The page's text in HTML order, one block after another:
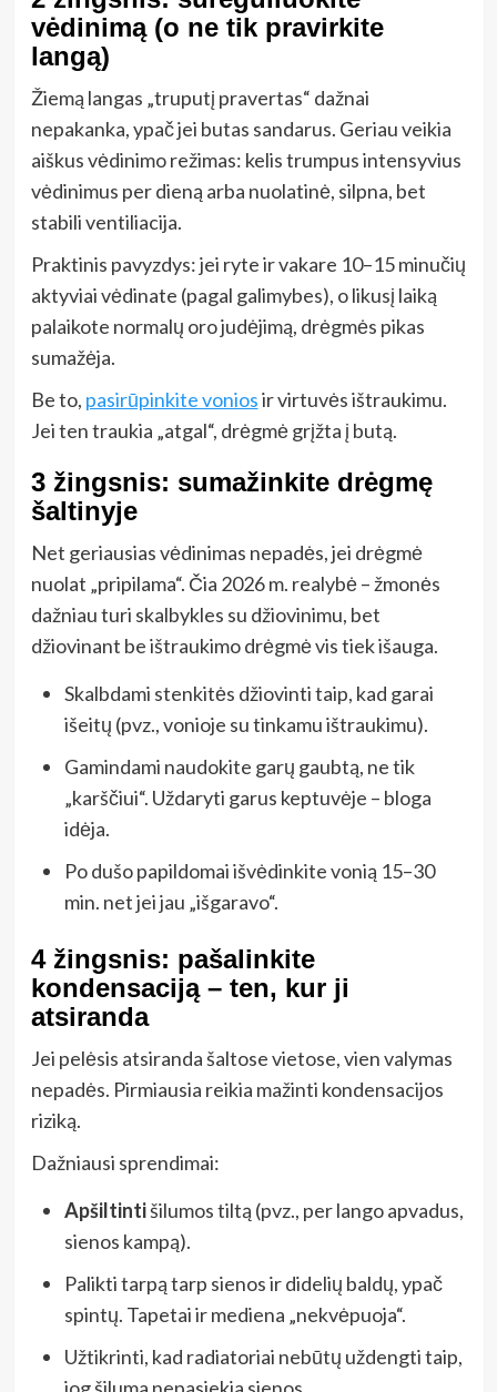
vėdinimą (o ne tik pravirkite
langą)
Žiemą langas „truputį pravertas“ dažnai
nepakanka, ypač jei butas sandarus. Geriau veikia
aiškus vėdinimo režimas: kelis trumpus intensyvius
vėdinimus per dieną arba nuolatinė, silpna, bet
stabili ventiliacija.
Praktinis pavyzdys: jei ryte ir vakare 10–15 minučių
aktyviai vėdinate (pagal galimybes), o likusį laiką
palaikote normalų oro judėjimą, drėgmės pikas
sumažėja.
Be to, pasirūpinkite voniosir virtuvės ištraukimu.
Jei ten traukia „atgal“, drėgmė grįžta į butą.
3 žingsnis: sumažinkite drėgmę
šaltinyje
Net geriausias vėdinimas nepadės, jei drėgmė
nuolat „pripilama“. Čia 2026 m. realybė – žmonės
dažniau turi skalbykles su džiovinimu, bet
džiovinant be ištraukimo drėgmė vis tiek išauga.
Skalbdami stenkitės džiovinti taip, kad garai
išeitų (pvz., vonioje su tinkamu ištraukimu).
Gamindami naudokite garų gaubtą, ne tik
„karščiui“. Uždaryti garus keptuvėje – bloga
idėja.
Po dušo papildomai išvėdinkite vonią 15–30
min. net jei jau „išgaravo“.
4 žingsnis: pašalinkite
kondensaciją – ten, kur ji
atsiranda
Jei pelėsis atsiranda šaltose vietose, vien valymas
nepadės. Pirmiausia reikia mažinti kondensacijos
riziką.
Dažniausi sprendimai:
Apšiltintišilumos tiltą (pvz., per lango apvadus,
sienos kampą).
Palikti tarpą tarp sienos ir didelių baldų, ypač
spintų. Tapetai ir mediena „nekvėpuoja“.
Užtikrinti, kad radiatoriai nebūtų uždengti taip,